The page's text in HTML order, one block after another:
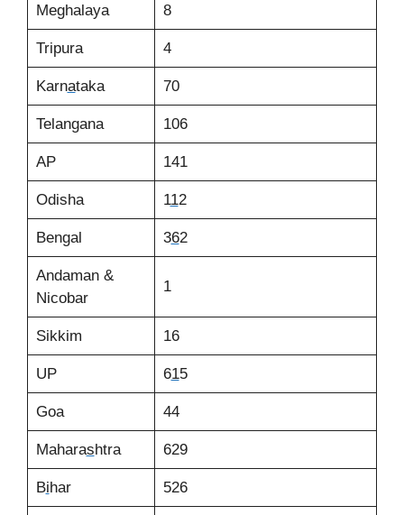
Meghalaya 8
Tripura 4
Karnataka 70
Telangana 106
AP 141
Odisha 112
Bengal 362
Andaman &
Nicobar
1
Sikkim 16
UP 615
Goa 44
Maharashtra 629
Bihar 526